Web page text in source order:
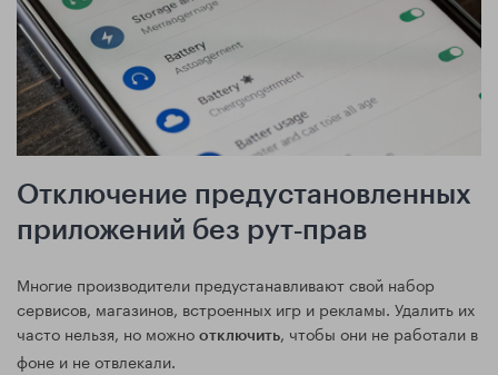
Отключение предустановленных
приложений без рут‑прав
Многие производители предустанавливают свой набор
сервисов, магазинов, встроенных игр и рекламы. Удалить их
часто нельзя, но можно отключить, чтобы они не работали в
фоне и не отвлекали.